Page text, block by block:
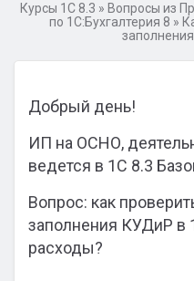
Курсы 1С 8.3 » Вопросы из
по 1С:Бухгалтерия 8 »
Добрый день!
ИП на ОСНО,
ведется в 1С 8.3
Вопрос: как
заполнения КУДиР в
расходы?